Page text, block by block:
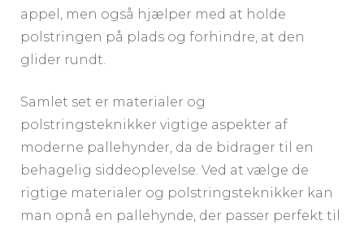
appel, men også hjælper med at holde
polstringen på plads og forhindre, at den
glider rundt.
Samlet set er materialer og
polstringsteknikker vigtige aspekter af
moderne pallehynder, da de bidrager til en
behagelig siddeoplevelse. Ved at vælge de
rigtige materialer og polstringsteknikker kan
man opnå en pallehynde, der passer perfekt til